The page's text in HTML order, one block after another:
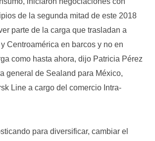
de la segunda mitad de este 2018
parte de la carga que trasladan a
Centroamérica en barcos y no en
como hasta ahora, dijo Patricia Pérez
general de Sealand para México,
Line a cargo del comercio Intra-
para diversificar, cambiar el